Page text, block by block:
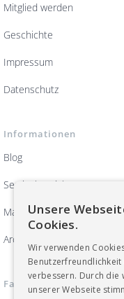
Mitglied werden
Geschichte
Impressum
Datenschutz
Informationen
Blog
Servicebereich
Magazin ArbeitsWelten
Archiv
Fachgruppen
Unsere
Cookies.
Wir verwenden
verbessern. Durch die
unserer Webseite